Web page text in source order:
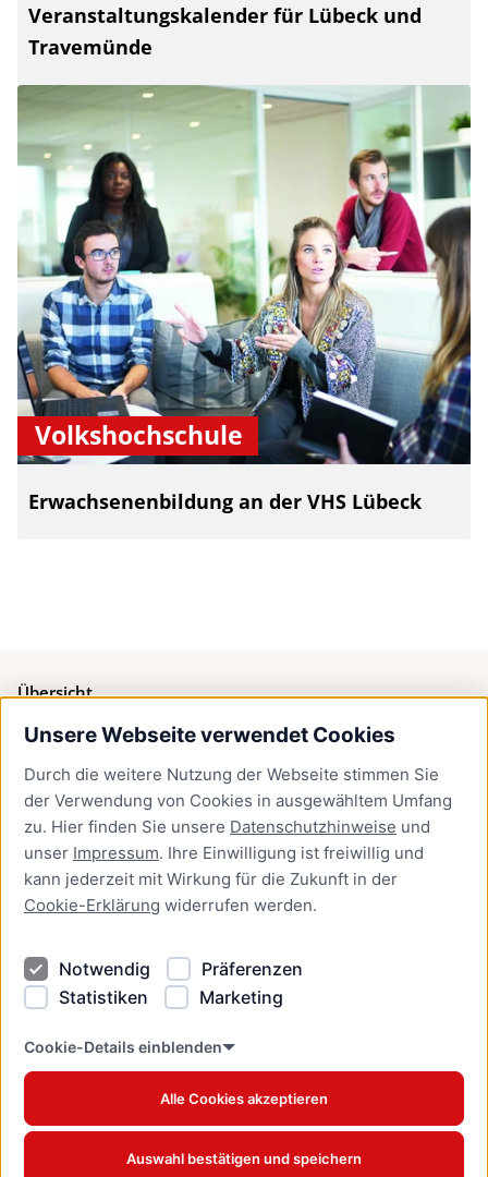
Unsere Webseite verwendet Cookies
Durch die weitere Nutzung der Webseite stimmen Sie
der Verwendung von Cookies in ausgewähltem Umfang
zu. Hier finden Sie unsere Datenschutzhinweise und
unser Impressum. Ihre Einwilligung ist freiwillig und
kann jederzeit mit Wirkung für die Zukunft in der
Cookie-Erklärung widerrufen werden.
Notwendig
Präferenzen
Statistiken
Marketing
Cookie-Details einblenden
Alle Cookies akzeptieren
Auswahl bestätigen und speichern
Veranstaltungskalender für Lübeck und
Travemünde
Volkshochschule
Erwachsenenbildung an der VHS Lübeck
Übersicht
Bürgerservice
Presse
Newsletter Lübeck:kompakt
Kontakt
Kontakt
Datenschutzhinweise
Barrierefreiheit
Cookie Erklärung
www.luebeck.de